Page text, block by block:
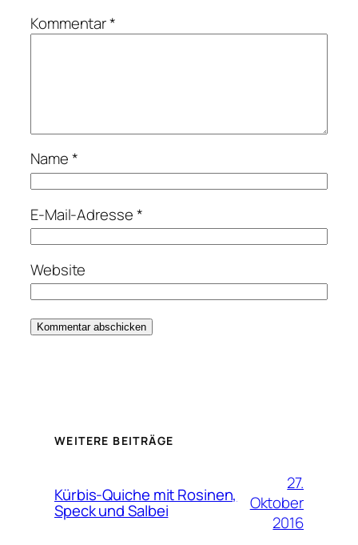
Kommentar*
Name*
E-Mail-Adresse*
Website
WEITERE BEITRÄGE
Kürbis-Quiche mit Rosinen,
Speck und Salbei
27.
Oktober
2016